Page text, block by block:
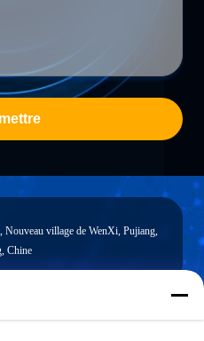
Nouveau village de WenXi, Pujiang,
Chine